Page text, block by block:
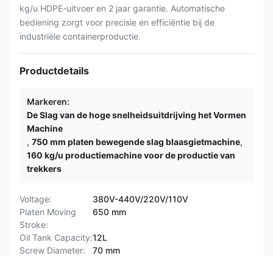
kg/u HDPE-uitvoer en 2 jaar garantie. Automatische
bediening zorgt voor precisie en efficiëntie bij de
industriële containerproductie.
Productdetails
Markeren:
De Slag van de hoge snelheidsuitdrijving het Vormen
Machine
, 750 mm platen bewegende slag blaasgietmachine,
160 kg/u productiemachine voor de productie van
trekkers
Voltage:
380V-440V/220V/110V
Platen Moving
Stroke:
650 mm
Oil Tank Capacity:12L
Screw Diameter:
70 mm